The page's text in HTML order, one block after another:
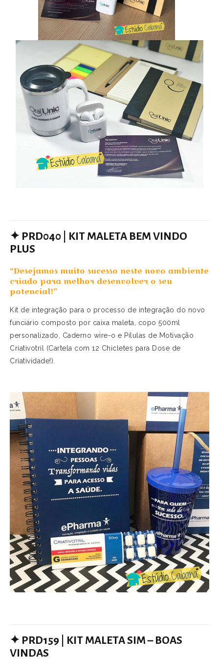
✦ PRD040 | KIT MALETA BEM VINDO
PLUS
“Desejamos muito sucesso neste novo ambiente
criado para melhor desenvolver o seu
potencial!”
Kit de integração para o processo de integração do novo
funciário composto por caixa maleta, copo 500ml
personalizado, Caderno wire-o e Pílulas de Motivação
Criativotril (Cartela com 12 Chicletes para Dose de
Criatividade!).
✦ PRD159
KIT MALETA SIM – BOAS
VINDAS